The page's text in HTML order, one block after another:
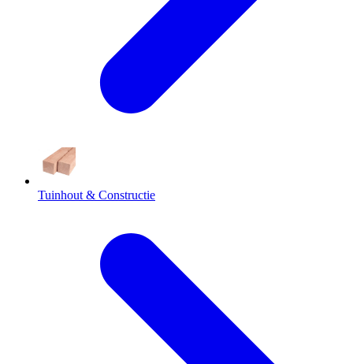
Tuinhout & Constructie